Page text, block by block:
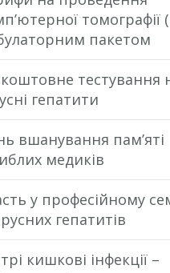
томографії
пакетом
тестування
гепатити
вшанування пам’яті
медиків
у професійному
гепатитів
кишкові інфекції –